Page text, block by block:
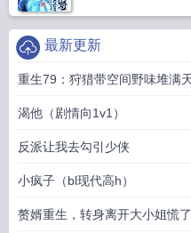
最新更新
重生79：狩猎带空间野味堆满
渴他（剧情向1v1）
反派让我去勾引少侠
小疯子（bl现代高h）
赘婿重生，转身离开大小姐慌了